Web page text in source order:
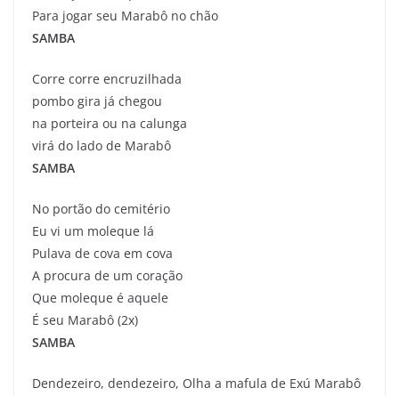
Para jogar seu Marabô no chão
SAMBA
Corre corre encruzilhada
pombo gira já chegou
na porteira ou na calunga
virá do lado de Marabô
SAMBA
No portão do cemitério
Eu vi um moleque lá
Pulava de cova em cova
A procura de um coração
Que moleque é aquele
É seu Marabô (2x)
SAMBA
Dendezeiro, dendezeiro, Olha a mafula de Exú Marabô